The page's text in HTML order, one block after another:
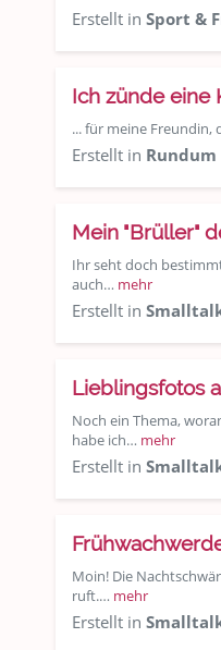
Erstellt in Sport &
Ich zünde eine
... für meine Freundin,
Erstellt in Rundum
Mein "Brüller"
Ihr seht doch
auch… mehr
Erstellt in
Lieblingsfotos
Noch ein Thema,
habe ich… mehr
Erstellt in
Moin! Die
ruft.… mehr
Erstellt in